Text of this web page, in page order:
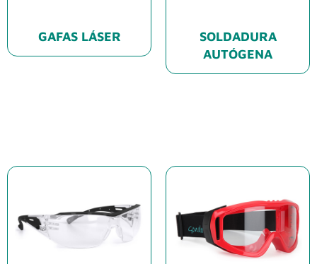
GAFAS LÁSER
SOLDADURA
AUTÓGENA